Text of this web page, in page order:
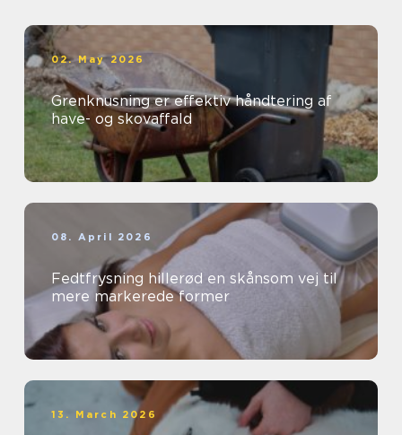
02. May 2026
Grenknusning er effektiv håndtering af
have- og skovaffald
08. April 2026
Fedtfrysning hillerød en skånsom vej til
mere markerede former
13. March 2026